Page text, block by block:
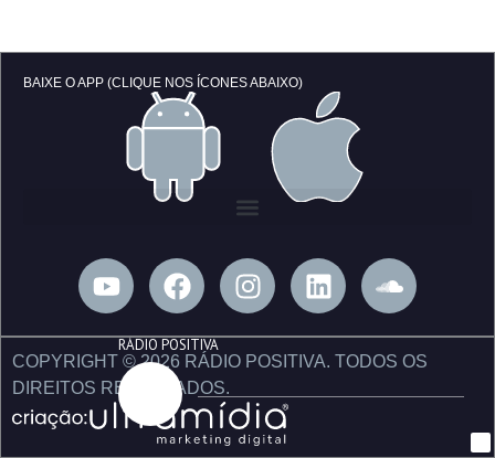
BAIXE O APP (CLIQUE NOS ÍCONES ABAIXO)
Y
o
t
u
b
e
F
a
e
b
o
o
I
n
t
g
r
L
i
k
d
S
o
n
c
COPYRIGHT © 2026 RÁDIO POSITIVA. TODOS OS
DIREITOS RESERVADOS.
RÁDIO POSITIVA